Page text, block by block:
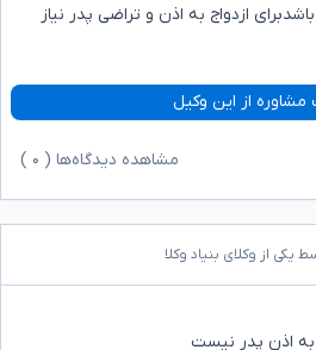
ازدواج به اذن و تراضی پدر نیاز
مشاوره از این وکیل
مشاهده دیدگاه‌ها ( ۰
یکی از وکلای بنیاد وکلا
به اذن پدر نیست